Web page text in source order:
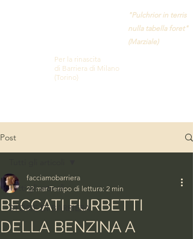
"Pulchrior in terris
nulla tabella foret"
(Marziale)
Per la rinascita
di Barriera di Milano
(Torino)
Post
Tutti gli articoli
STORIE DI BARRIERA
BECCATI FURBETTI
DELLA BENZINA A
facciamobarriera
22 mar Tempo di lettura: 2 min